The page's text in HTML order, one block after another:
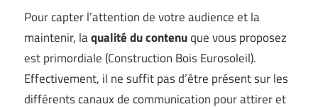
Pour capter l’attention de votre audience et la
maintenir, laqualité du contenuque vous proposez
est primordiale (Construction Bois Eurosoleil).
Effectivement, il ne suffit pas d’être présent sur les
différents canaux de communication pour attirer et